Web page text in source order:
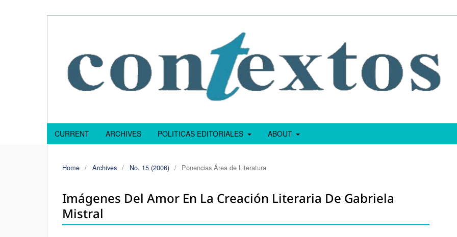
CURRENT ARCHIVES POLITICAS EDITORIALES ABOUT
Home / Archives / No. 15 (2006) / Ponencias Área de Literatura
Imágenes Del Amor En La Creación Literaria De Gabriela
Mistral